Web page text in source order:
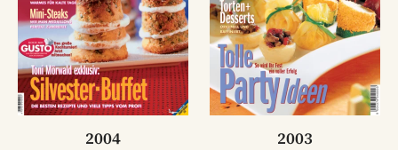
2004 2003